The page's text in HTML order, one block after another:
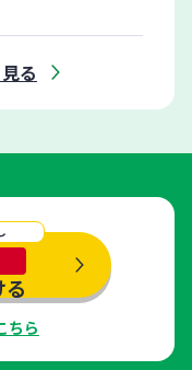
る
ちら